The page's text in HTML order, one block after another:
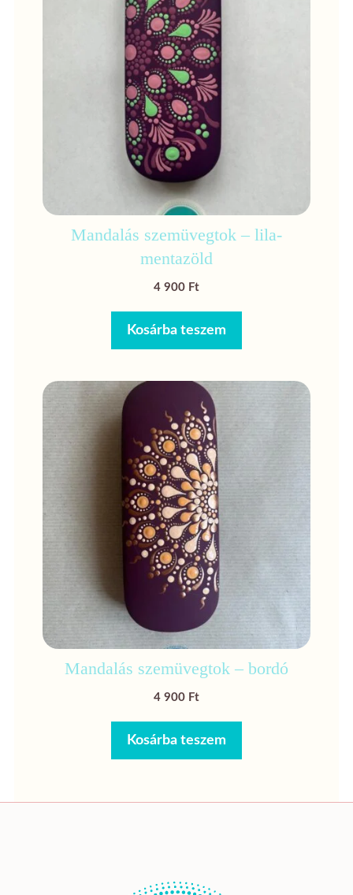
Mandalás szemüvegtok – lila-
mentazöld
4 900 Ft
Kosárba teszem
Mandalás szemüvegtok – bordó
4 900 Ft
Kosárba teszem